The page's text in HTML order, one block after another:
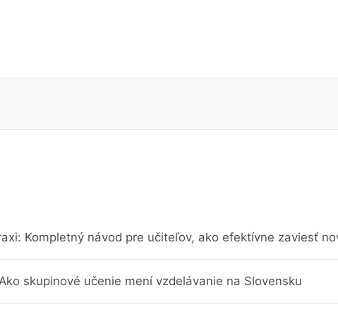
Kompletný návod pre učiteľov, ako efektívne zaviesť
skupinové učenie mení vzdelávanie na Slovensku